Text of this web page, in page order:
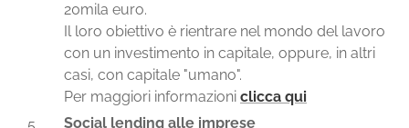
20mila euro.
Il loro obiettivo è rientrare nel mondo del lavoro
con un investimento in capitale, oppure, in altri
casi, con capitale "umano".
Per maggiori informazioni clicca qui
Social lending alle imprese